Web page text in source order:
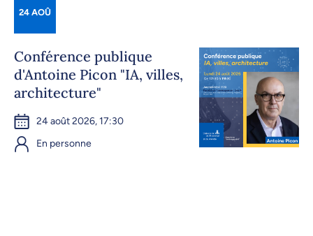
24 AOÛ
Conférence publique
d'Antoine Picon "IA, villes,
architecture"
24 août 2026, 17:30
En personne